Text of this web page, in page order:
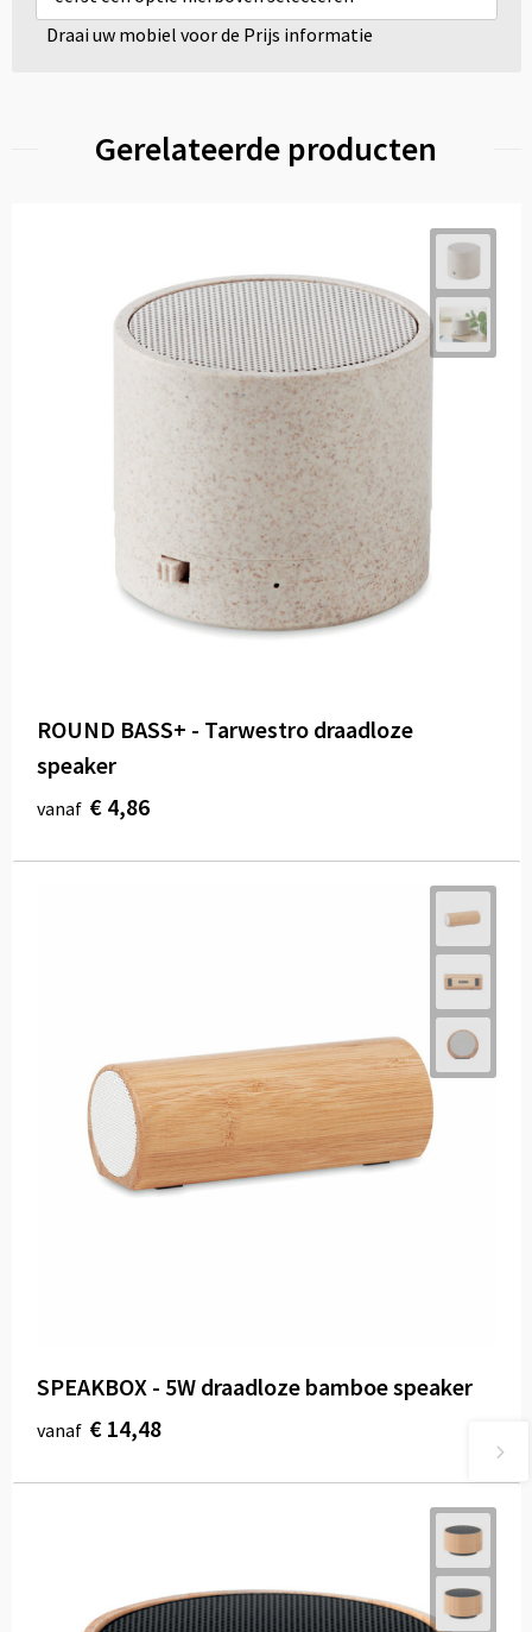
Draai uw mobiel voor de Prijs informatie
Gerelateerde producten
ROUND BASS+ - Tarwestro draadloze
speaker
vanaf € 4,86
SPEAKBOX - 5W draadloze bamboe speaker
vanaf € 14,48